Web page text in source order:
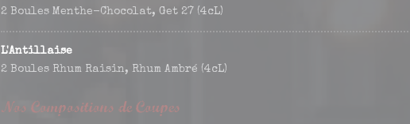
2 Boules Menthe-Chocolat, Get 27 (4cL)
L'Antillaise
2 Boules Rhum Raisin, Rhum Ambré (4cL)
Nos Compositions de Coupes